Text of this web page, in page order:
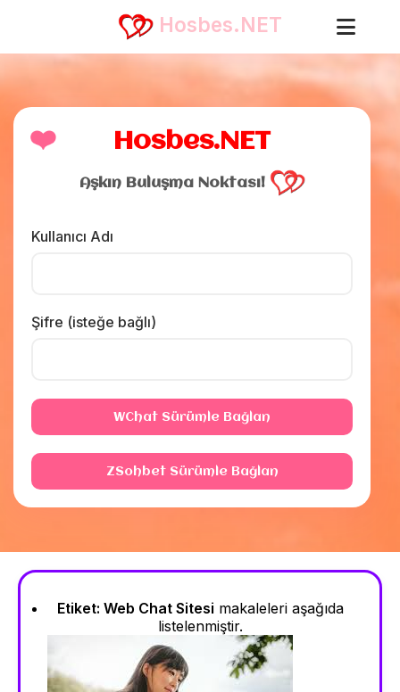
Hosbes.NET
❤️ Hosbes.NET
Aşkın Buluşma Noktası!
Kullanıcı Adı
Şifre (isteğe bağlı)
WChat Sürümle Bağlan
ZSohbet Sürümle Bağlan
Etiket: Web Chat Sitesi makaleleri aşağıda
listelenmiştir.